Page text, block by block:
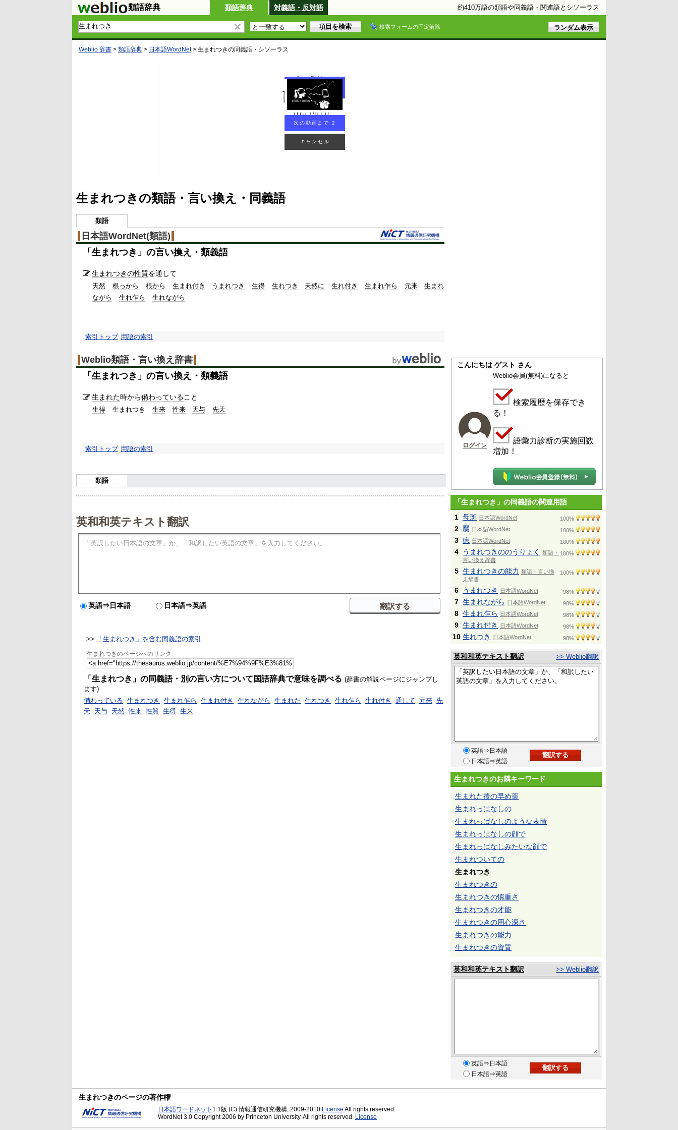
類語辞典 類語辞典 対義語・反対語 約410万語の類語や同義語・関連語とシソーラス
検索フォームの固定解除
Weblio 辞書 > 類語辞典 > 日本語WordNet> 生まれつきの同義語・シソーラス
次の動画まで 2
キャンセル
生まれつきの類語・言い換え・同義語
類語
日本語WordNet(類語)
「 生まれつき 」の言い換え・類義語
生まれつきの性質を通して
天然 根っから 根から 生まれ付き うまれつき 生得 生れつき 天然に 生れ付き 生まれ乍ら 元来
生まれ
ながら
生れ乍ら 生れながら
索引トップ 用語の索引
Weblio類語・言い換え辞書
「 生まれつき 」の言い換え・類義語
生まれた時から備わっていること
生得 生まれつき 生来 性来 天与 先天
索引トップ 用語の索引
類語
英和和英テキスト翻訳
英語⇒日本語 日本語⇒英語
>> 「生まれつき」を含む同義語の索引
生まれつきのページへのリンク
「生まれつき」の同義語・別の言い方について国語辞典で意味を調べる (辞書の解説ページにジャンプし
ます)
備わっている 生まれつき 生まれ乍ら 生まれ付き 生れながら 生まれた 生れつき 生れ乍ら 生れ付き 通して 元来 先
天
天与 天然 性来 性質 生得 生来
こんにちは ゲスト さん
ログイン
Weblio会員(無料)になると
検索履歴を保存でき
る！
語彙力診断の実施回数
増加！
「生まれつき」の同義語の関連用語
1 母斑 日本語WordNet 100%
2 黶 日本語WordNet 100%
3 痣 日本語WordNet 100%
4 うまれつきののうりょく
類語・
言い換え辞書
100%
5 生まれつきの能力 類語・言い換
え辞書
100%
6 うまれつき 日本語WordNet 98%
7 生まれながら 日本語WordNet 98%
8 生まれ乍ら 日本語WordNet 98%
9 生まれ付き 日本語WordNet 98%
10 生れつき 日本語WordNet 98%
英和和英テキスト翻訳 >> Weblio翻訳
英語⇒日本語
日本語⇒英語
生まれつきのお隣キーワード
生まれた後の早め薬
生まれっぱなしの
生まれっぱなしのような表情
生まれっぱなしの顔で
生まれっぱなしみたいな顔で
生まれついての
生まれつき
生まれつきの
生まれつきの慎重さ
生まれつきの才能
生まれつきの用心深さ
生まれつきの能力
生まれつきの資質
英和和英テキスト翻訳 >> Weblio翻訳
英語⇒日本語
日本語⇒英語
生まれつきのページの著作権
日本語ワードネット 1.1版 (C) 情報通信研究機構, 2009-2010 License All rights reserved.
WordNet 3.0 Copyright 2006 by Princeton University. All rights reserved. License